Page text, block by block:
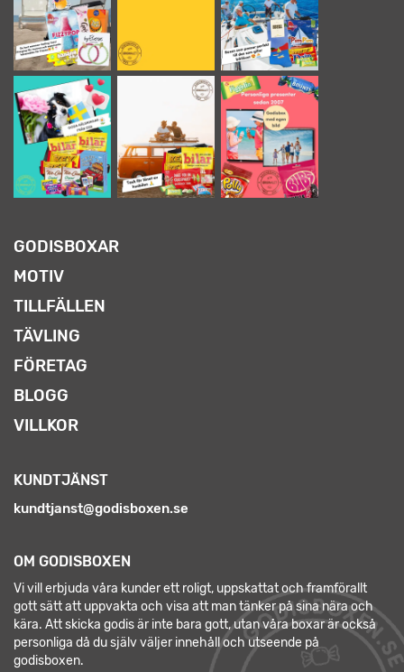
GODISBOXAR
MOTIV
TILLFÄLLEN
TÄVLING
FÖRETAG
BLOGG
VILLKOR
KUNDTJÄNST
kundtjanst@godisboxen.se
OM GODISBOXEN
Vi vill erbjuda våra kunder ett roligt, uppskattat och framförallt
gott sätt att uppvakta och visa att man tänker på sina nära och
kära. Att skicka godis är inte bara gott, utan våra boxar är också
personliga då du själv väljer innehåll och utseende på
godisboxen.